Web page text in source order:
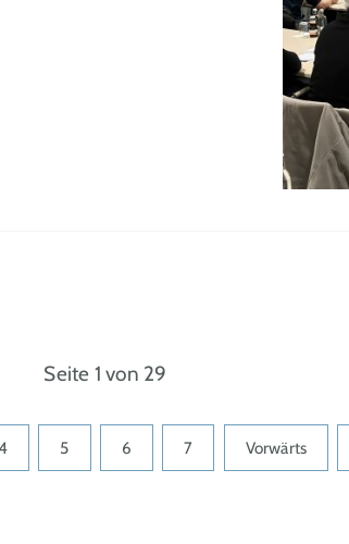
Seite 1 von 29
5 6 7 Vorwärts